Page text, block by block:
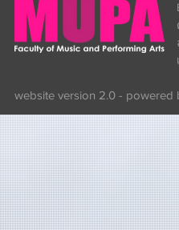
website version 2.0 - powered